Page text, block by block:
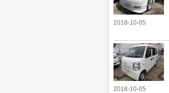
2018-10-05
2018-10-05